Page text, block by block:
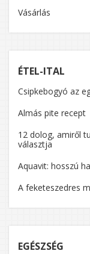
Vásárlás
ÉTEL-ITAL
Csipkebogyó az
Almás pite recept
12 dolog, amiről
választja
Aquavit: hosszú
A feketeszedres
EGÉSZSÉG